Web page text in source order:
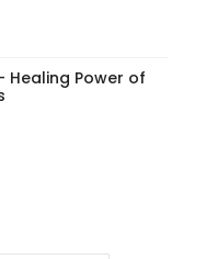
Healing Power of